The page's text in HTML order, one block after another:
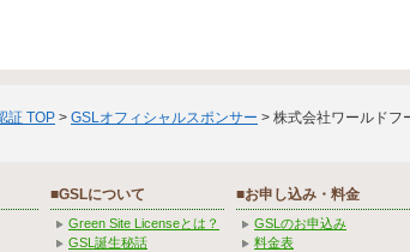
証 TOP > GSLオフィシャルスポンサー > 株式会社ワールド
■GSLについて
Green Site Licenseとは？
GSL誕生秘話
■お申し込み・料金
GSLのお申込み
料金表